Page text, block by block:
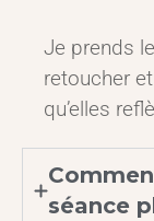
Je prends
retoucher
qu’elles
séance